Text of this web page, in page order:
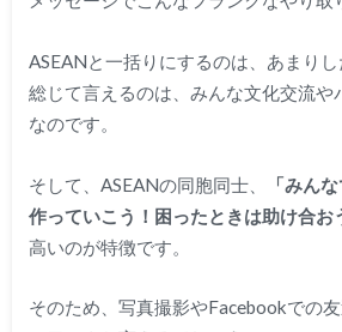
ASEANと一括りにするのは、あまりし
総じて言えるのは、みんな文化交流や
なのです。
そして、ASEANの同胞同士、
「みん
作っていこう！困ったときは助け合お
高いのが特徴です。
そのため、写真撮影やFacebookでの